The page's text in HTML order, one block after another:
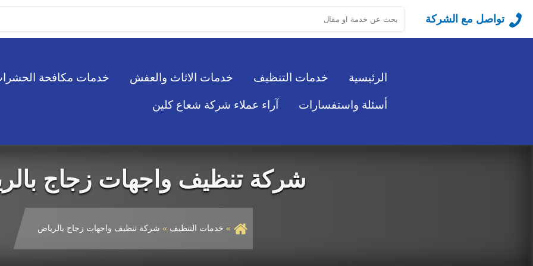
تواصل مع الشركة
البحث
عن:
الرئيسية خدمات التنظيف خدمات الاثاث والعفش خدمات مكافحة
أسئلة واستفسارات آراء عملاء شركة شعاع كلين
شركة تنظيف واجهات زجاج
خدمات التنظيف شركة تنظيف واجهات زجاج بالرياض